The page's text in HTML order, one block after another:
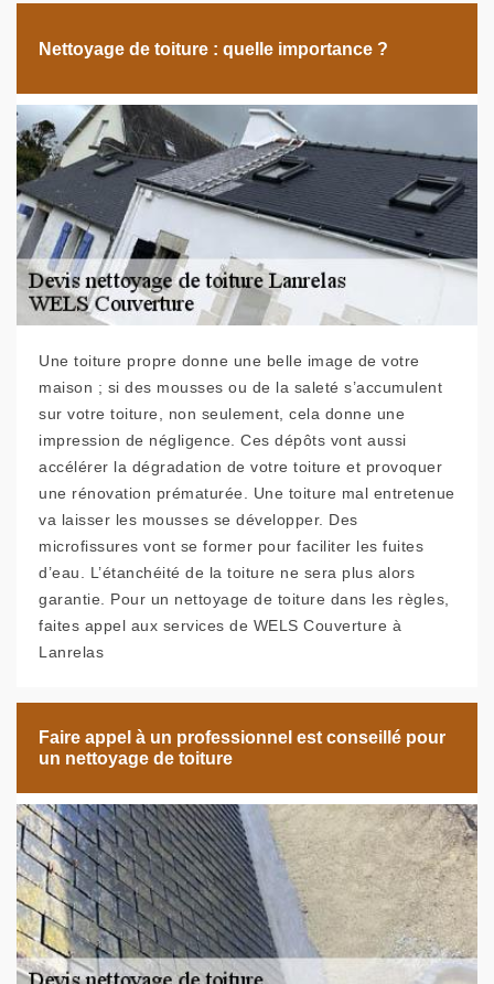
Nettoyage de toiture : quelle importance ?
Une toiture propre donne une belle image de votre
maison ; si des mousses ou de la saleté s’accumulent
sur votre toiture, non seulement, cela donne une
impression de négligence. Ces dépôts vont aussi
accélérer la dégradation de votre toiture et provoquer
une rénovation prématurée. Une toiture mal entretenue
va laisser les mousses se développer. Des
microfissures vont se former pour faciliter les fuites
d’eau. L’étanchéité de la toiture ne sera plus alors
garantie. Pour un nettoyage de toiture dans les règles,
faites appel aux services de WELS Couverture à
Lanrelas
Faire appel à un professionnel est conseillé pour
un nettoyage de toiture